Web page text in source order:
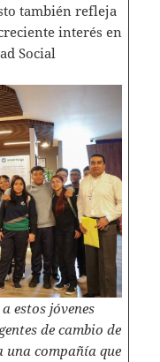
también refleja
interés en
Social
estos jóvenes
de cambio de
una compañía que